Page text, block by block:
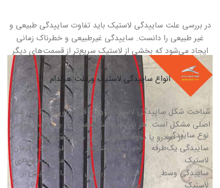
در بررسی علت ساییدگی لاستیک باید تفاوت ساییدگی طبیعی و
غیر طبیعی را دانست. ساییدگی غیرطبیعی و خطرناک زمانی
ایجاد می‌شود که بخشی از لاستیک سریع‌تر از قسمت‌های دیگر
فرسوده شود و معمولاً نشانه وجود ایراد در بخش‌هایی مانند
فرمان، جلوبندی، فشار باد یا سیستم تعلیق خودرو است.
انواع ساییدگی لاستیک و علت هرکدام
شناخت شکل ساییدگی لاستیک، اولین قدم برای پیدا کردن علت
اصلی مشکل است. هر نوع فرسایش معمولاً به یک بخش خاص
از خودرو یا نحوه استفاده از آن مربوط می‌شود. نوع ساییدگی نشانه
علت احتمالی
ساییدگی یک‌طرفه
لاستیک
خوردگی بیشتر در
یک لبه
تنظیم نبودن فرمان
یا مشکل جلوبندی
ساییدگی وسط
لاستیک
صاف شدن بخش
مرکزی آج
فشار باد بیش از
حد